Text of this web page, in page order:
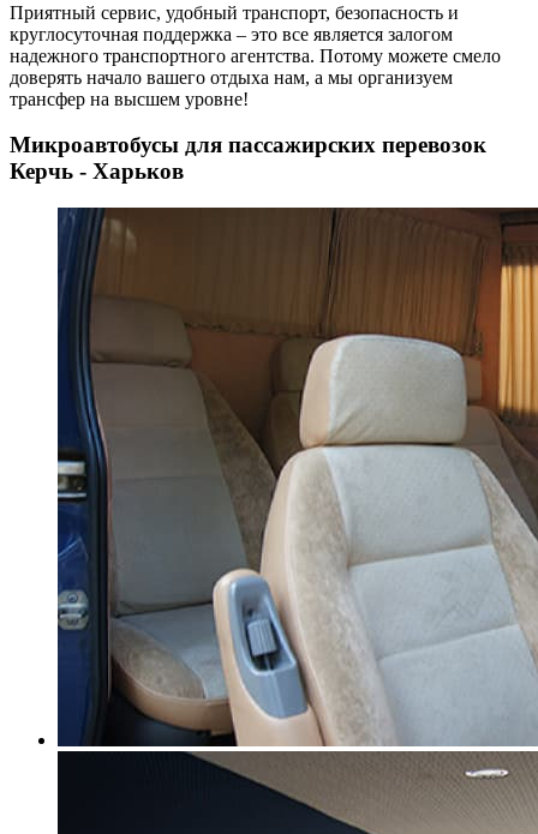
Приятный сервис, удобный транспорт, безопасность и
круглосуточная поддержка – это все является залогом
надежного транспортного агентства. Потому можете смело
доверять начало вашего отдыха нам, а мы организуем
трансфер на высшем уровне!
Микроавтобусы для пассажирских перевозок
Керчь - Харьков